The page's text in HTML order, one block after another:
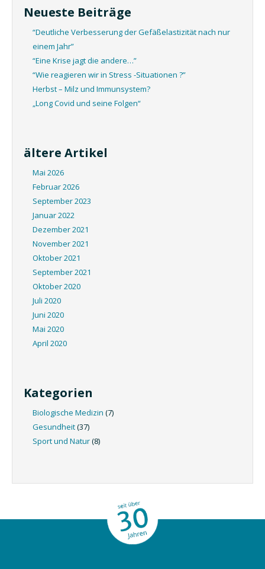
Neueste Beiträge
“Deutliche Verbesserung der Gefäßelastizität nach nur
einem Jahr”
“Eine Krise jagt die andere…”
“Wie reagieren wir in Stress -Situationen ?”
Herbst – Milz und Immunsystem?
„Long Covid und seine Folgen“
ältere Artikel
Mai 2026
Februar 2026
September 2023
Januar 2022
Dezember 2021
November 2021
Oktober 2021
September 2021
Oktober 2020
Juli 2020
Juni 2020
Mai 2020
April 2020
Kategorien
Biologische Medizin (7)
Gesundheit(37)
Sport und Natur(8)